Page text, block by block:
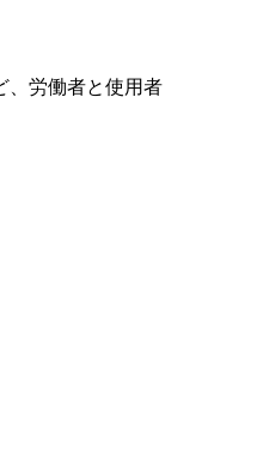
、労働者と使用者